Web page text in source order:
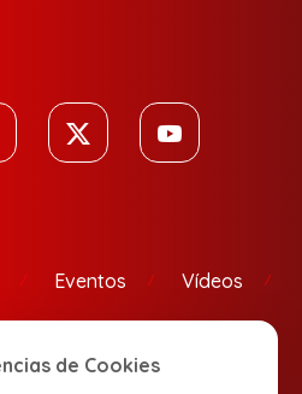
Eventos Vídeos
de Cookies